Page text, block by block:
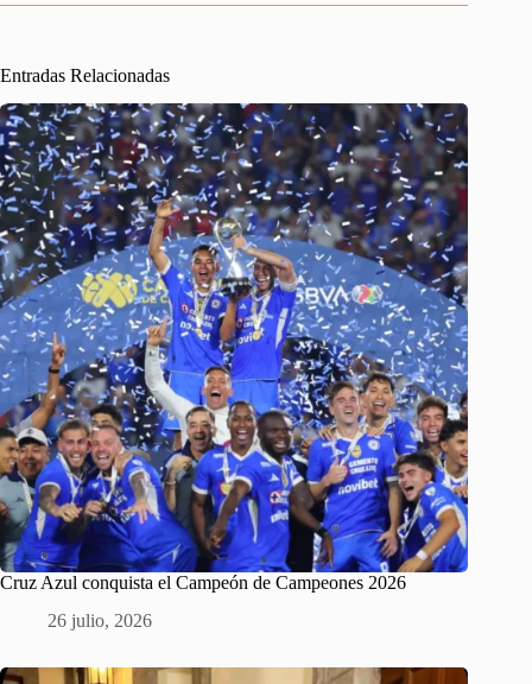
Entradas Relacionadas
Cruz Azul conquista el Campeón de Campeones 2026
26 julio, 2026